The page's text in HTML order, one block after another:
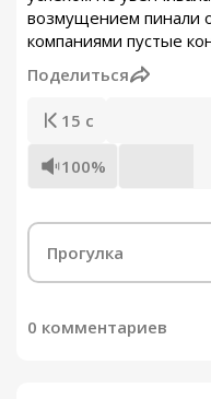
возмущением пинали
компаниями пустые
Поделиться
15 с
100%
Прогулка
0 комментариев